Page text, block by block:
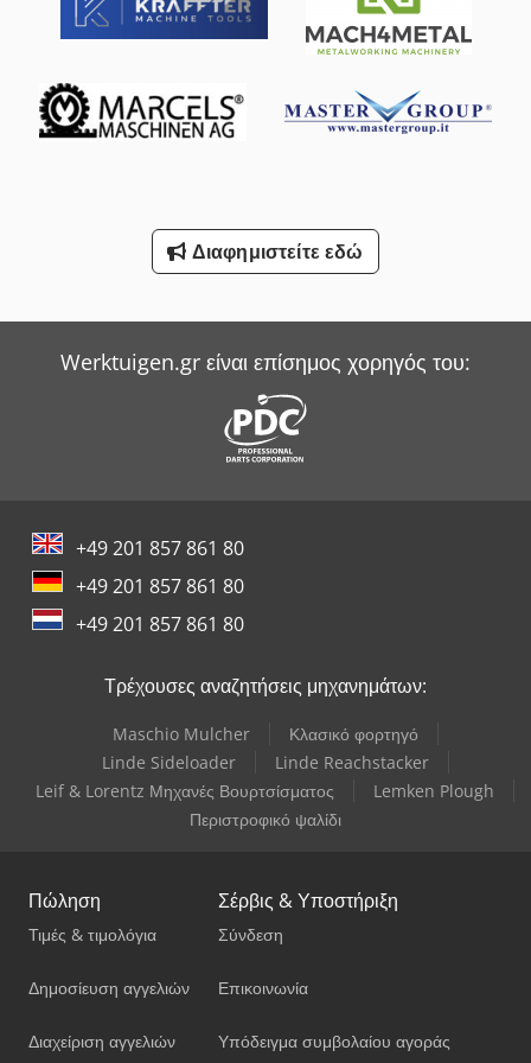
Sack & Kiesselbach Πρέσες Μεταφοράς
Smv Reachstacker
Witzig & Frank Μηχανές Μεταφοράς
Διαφημιστείτε εδώ
Werktuigen.gr είναι επίσημος χορηγός του:
+49 201 857 861 80
+49 201 857 861 80
+49 201 857 861 80
Τρέχουσες αναζητήσεις μηχανημάτων:
Maschio Mulcher
Κλασικό φορτηγό
Linde Sideloader
Linde Reachstacker
Leif & Lorentz Μηχανές Βουρτσίσματος
Lemken Plough
Περιστροφικό ψαλίδι
Πώληση
Τιμές & τιμολόγια
Δημοσίευση αγγελιών
Διαχείριση αγγελιών
Σέρβις & Υποστήριξη
Σύνδεση
Επικοινωνία
Υπόδειγμα συμβολαίου αγοράς